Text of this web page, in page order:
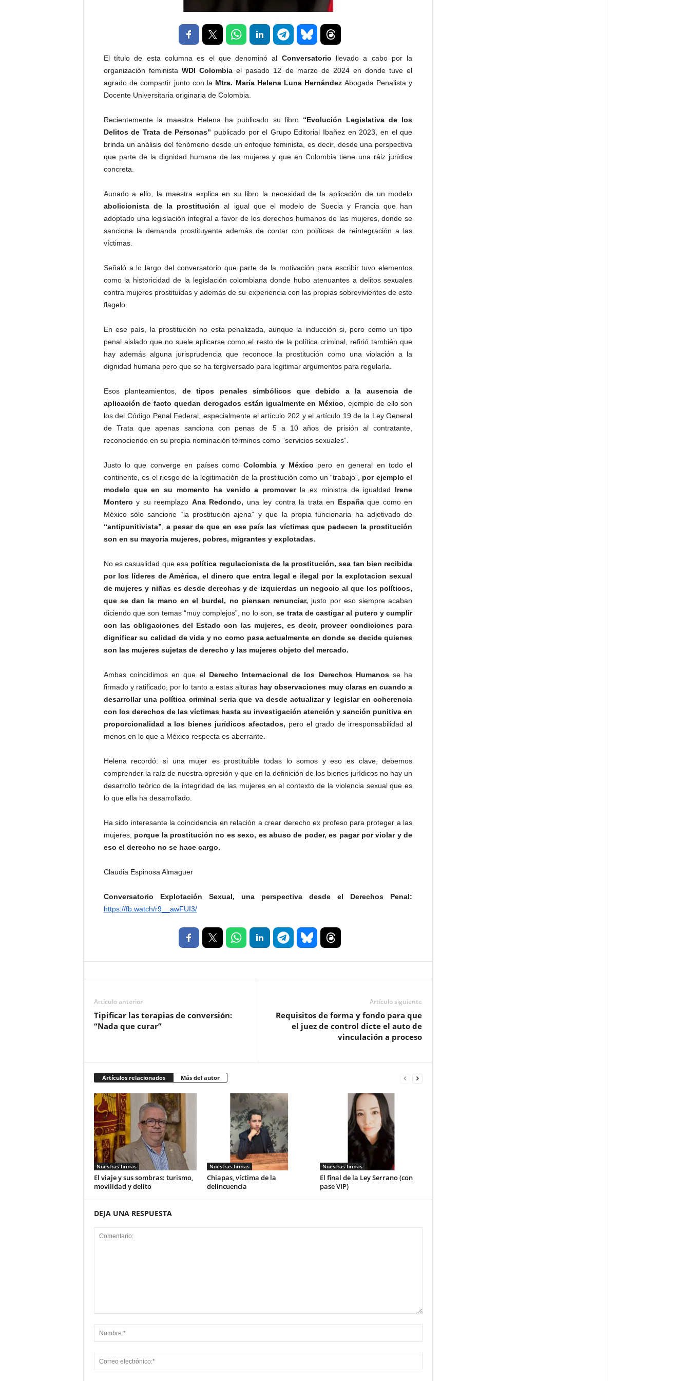
El título de esta columna es el que denominó al Conversatorio llevado a cabo por la
organización feminista WDI Colombia el pasado 12 de marzo de 2024 en donde tuve el
agrado de compartir junto con la Mtra. María Helena Luna Hernández Abogada Penalista y
Docente Universitaria originaria de Colombia.
Recientemente la maestra Helena ha publicado su libro“Evolución Legislativa de los
Delitos de Trata de Personas” publicado por el Grupo Editorial Ibañez en 2023, en el que
brinda un análisis del fenómeno desde un enfoque feminista, es decir, desde una perspectiva
que parte de la dignidad humana de las mujeres y que en Colombia tiene una ráiz jurídica
concreta.
Aunado a ello, la maestra explica en su libro la necesidad de la aplicación de un modelo
abolicionista de la prostitución al igual que el modelo de Suecia y Francia que han
adoptado una legislación integral a favor de los derechos humanos de las mujeres, donde se
sanciona la demanda prostituyente además de contar con políticas de reintegración a las
víctimas.
Señaló a lo largo del conversatorio que parte de la motivación para escribir tuvo elementos
como la historicidad de la legislación colombiana donde hubo atenuantes a delitos sexuales
contra mujeres prostituidas y además de su experiencia con las propias sobrevivientes de este
flagelo.
En ese país, la prostitución no esta penalizada, aunque la inducción si, pero como un tipo
penal aislado que no suele aplicarse como el resto de la política criminal, refirió también que
hay además alguna jurisprudencia que reconoce la prostitución como una violación a la
dignidad humana pero que se ha tergiversado para legitimar argumentos para regularla.
Esos planteamientos, de tipos penales simbólicos que debido a la ausencia de
aplicación de facto quedan derogados están igualmente en México , ejemplo de ello son
los del Código Penal Federal, especialmente el artículo 202 y el artículo 19 de la Ley General
de Trata que apenas sanciona con penas de 5 a 10 años de prisión al contratante,
reconociendo en su propia nominación términos como “servicios sexuales”.
Justo lo que converge en países comoColombia y México pero en general en todo el
continente, es el riesgo de la legitimación de la prostitución como un “trabajo”, por ejemplo el
modelo que en su momento ha venido a promoverla ex ministra de igualdad Irene
Monteroy su reemplazo Ana Redondo, una ley contra la trata en Españaque como en
México sólo sancione “la prostitución ajena” y que la propia funcionaria ha adjetivado de
“antipunitivista”
a pesar de que en ese país las víctimas que padecen la prostitución
son en su mayoría mujeres, pobres, migrantes y explotadas.
No es casualidad que esa política regulacionista de la prostitución, sea tan bien recibida
por los líderes de América, el dinero que entra legal e ilegal por la explotacion sexual
de mujeres y niñas es desde derechas y de izquierdas un negocio al que los políticos,
que se dan la mano en el burdel, no piensan renunciar, justo por eso siempre acaban
diciendo que son temas “muy complejos”, no lo son,se trata de castigar al putero y cumplir
con las obligaciones del Estado con las mujeres, es decir, proveer condiciones para
dignificar su calidad de vida y no como pasa actualmente en donde se decide quienes
son las mujeres sujetas de derecho y las mujeres objeto del mercado.
Ambas coincidimos en que el Derecho Internacional de los Derechos Humanosse ha
firmado y ratificado, por lo tanto a estas alturas hay observaciones muy claras en cuando a
desarrollar una política criminal seria que va desde actualizar y legislar en coherencia
con los derechos de las víctimas hasta su investigación atención y sanción punitiva en
proporcionalidad a los bienes jurídicos afectados, pero el grado de irresponsabilidad al
menos en lo que a México respecta es aberrante.
Helena recordó: si una mujer es prostituible todas lo somos y eso es clave, debemos
comprender la raíz de nuestra opresión y que en la definición de los bienes jurídicos no hay un
desarrollo teórico de la integridad de las mujeres en el contexto de la violencia sexual que es
lo que ella ha desarrollado.
Ha sido interesante la coincidencia en relación a crear derecho ex profeso para proteger a las
mujeres, porque la prostitución no es sexo, es abuso de poder, es pagar por violar y de
eso el derecho no se hace cargo.
Claudia Espinosa Almaguer
Conversatorio Explotación Sexual, una perspectiva desde el Derechos Penal:
https://fb.watch/r9__awFUI3/
Artículo anterior
Tipificar las terapias de conversión:
“Nada que curar”
Artículo siguiente
Requisitos de forma y fondo para que
el juez de control dicte el auto de
vinculación a proceso
Artículos relacionados Más del autor
Nuestras firmas
El viaje y sus sombras: turismo,
movilidad y delito
Nuestras firmas
Chiapas, víctima de la
delincuencia
Nuestras firmas
El final de la Ley Serrano (con
pase VIP)
DEJA UNA RESPUESTA